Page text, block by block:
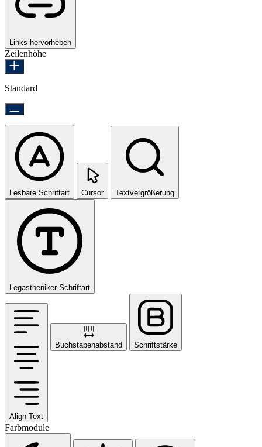
Links hervorheben
Zeilenhöhe
Standard
Lesbare Schriftart Cursor Textvergrößerung
Legastheniker-Schriftart
Align Text
Buchstabenabstand Schriftstärke
Farbmodule